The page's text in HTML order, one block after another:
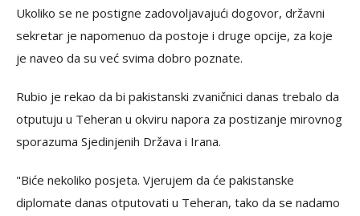
Ukoliko se ne postigne zadovoljavajući dogovor, državni
sekretar je napomenuo da postoje i druge opcije, za koje
je naveo da su već svima dobro poznate.
Rubio je rekao da bi pakistanski zvaničnici danas trebalo da
otputuju u Teheran u okviru napora za postizanje mirovnog
sporazuma Sjedinjenih Država i Irana.
"Biće nekoliko posjeta. Vjerujem da će pakistanske
diplomate danas otputovati u Teheran, tako da se nadamo